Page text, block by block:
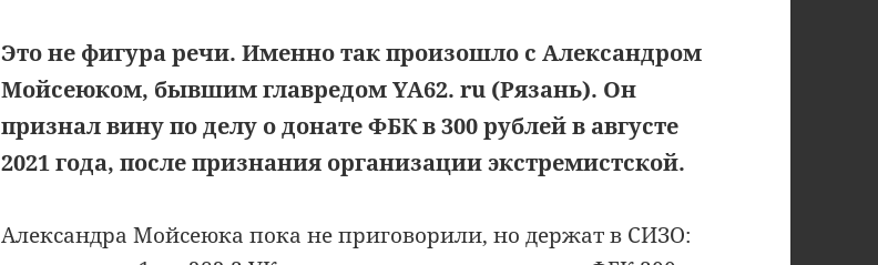
Это не фигура речи. Именно так произошло с Александром
Мойсеюком, бывшим главредом YA62. ru (Рязань). Он
признал вину по делу о донате ФБК в 300 рублей в августе
2021 года, после признания организации экстремистской.
Александра Мойсеюка пока не приговорили, но держат в СИЗО: